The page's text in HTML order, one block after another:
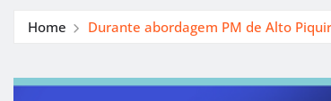
Home Durante abordagem PM de Alto